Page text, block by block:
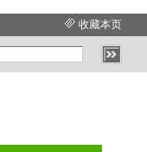
收藏本页